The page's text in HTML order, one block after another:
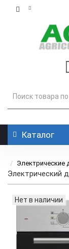
Каталог
Электрические
Электрический
Нет в наличии